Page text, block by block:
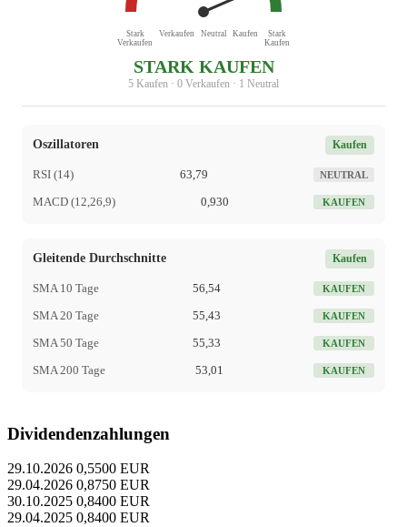
Stark
Verkaufen
Verkaufen Neutral Kaufen
Stark
Kaufen
STARK KAUFEN
5 Kaufen · 0 Verkaufen · 1 Neutral
Oszillatoren Kaufen
RSI (14) 63,79 NEUTRAL
MACD (12,26,9) 0,930 KAUFEN
Gleitende Durchschnitte Kaufen
SMA 10 Tage 56,54 KAUFEN
SMA 20 Tage 55,43 KAUFEN
SMA 50 Tage 55,33 KAUFEN
SMA 200 Tage 53,01 KAUFEN
Dividendenzahlungen
29.10.2026 0,5500 EUR
29.04.2026 0,8750 EUR
30.10.2025 0,8400 EUR
29.04.2025 0,8400 EUR